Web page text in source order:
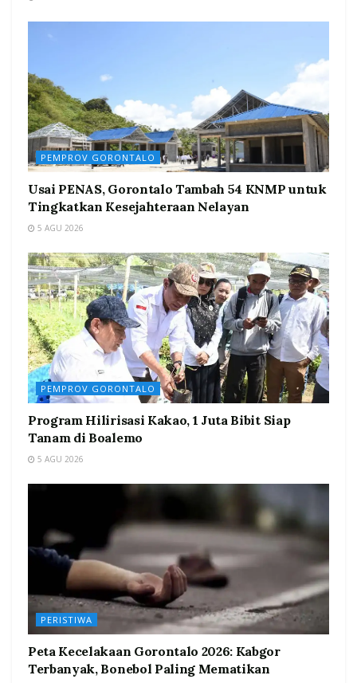
PEMPROV GORONTALO
Usai PENAS, Gorontalo Tambah 54 KNMP untuk
Tingkatkan Kesejahteraan Nelayan
5 AGU 2026
PEMPROV GORONTALO
Program Hilirisasi Kakao, 1 Juta Bibit Siap
Tanam di Boalemo
5 AGU 2026
PERISTIWA
Peta Kecelakaan Gorontalo 2026: Kabgor
Terbanyak, Bonebol Paling Mematikan